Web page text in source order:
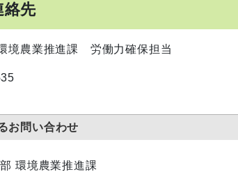
絡先
境農業推進課 労働力確保担当
お問い合わせ
環境農業推進課